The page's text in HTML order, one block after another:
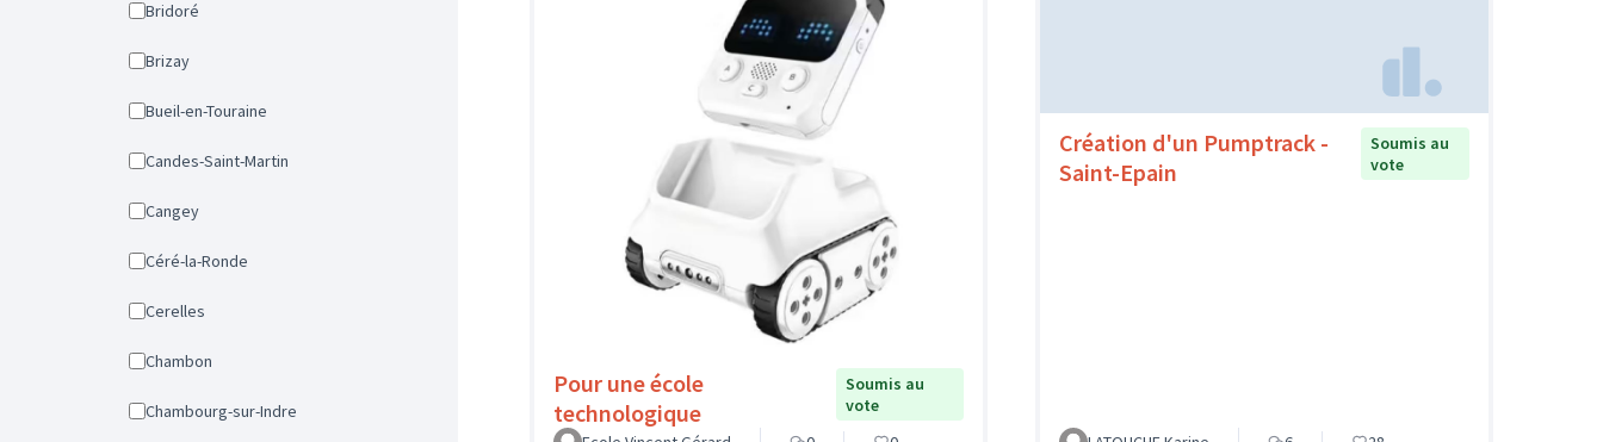
Bridoré
Brizay
Bueil-en-Touraine
Candes-Saint-Martin
Cangey
Céré-la-Ronde
Cerelles
Chambon
Chambourg-sur-Indre
Pour une école
technologique
Soumis au
vote
Création d'un Pumptrack -
Saint-Epain
Soumis au
vote